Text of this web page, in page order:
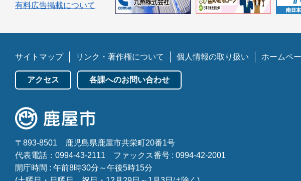
有料広告掲載について
サイトマップ リンク・著作権について 個人情報の取り扱い ホームペ
アクセス 各課へのお問い合わせ
〒893-8501
鹿児島県鹿屋市共栄町20番1号
代表電話：0994-43-2111
ファックス番号 : 0994-42-2001
開庁時間 : 午前8時30分～午後5時15分